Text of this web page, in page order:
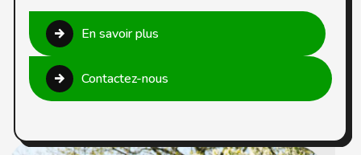
En savoir plus
Contactez-nous